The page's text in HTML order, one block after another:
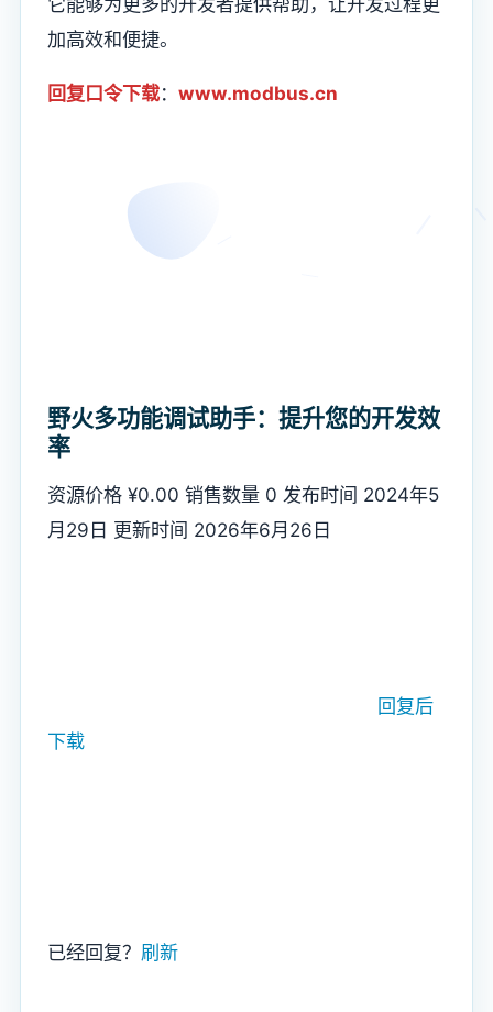
加高效和便捷。
回复口令下载： www.modbus.cn
野火多功能调试助手：提升您的开发效
率
资源价格 ¥0.00 销售数量 0 发布时间 2024年5
月29日 更新时间 2026年6月26日
回复后
下载
已经回复？ 刷新